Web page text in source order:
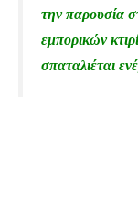
την παρουσία
εμπορικών
σπαταλιέται